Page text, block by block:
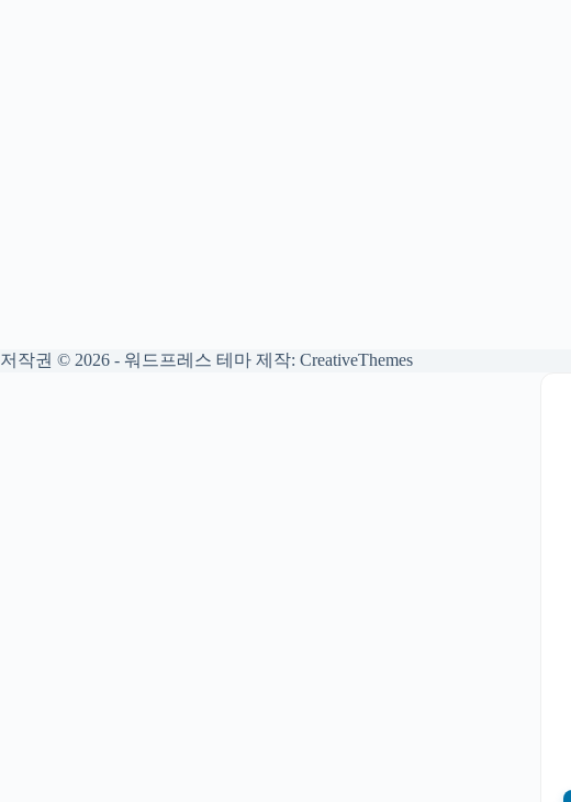
저작권 © 2026 - 워드프레스 테마 제작: CreativeThemes